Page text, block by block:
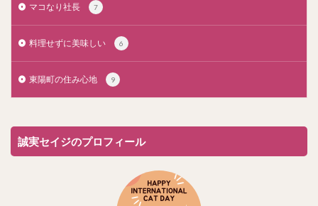
マコなり社長 7
料理せずに美味しい 6
東陽町の住み心地 9
誠実セイジのプロフィール